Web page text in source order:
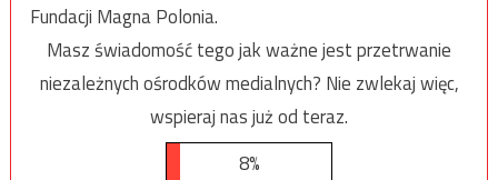
Fundacji Magna Polonia.
Masz świadomość tego jak ważne jest przetrwanie
niezależnych ośrodków medialnych? Nie zwlekaj więc,
wspieraj nas już od teraz.
8%